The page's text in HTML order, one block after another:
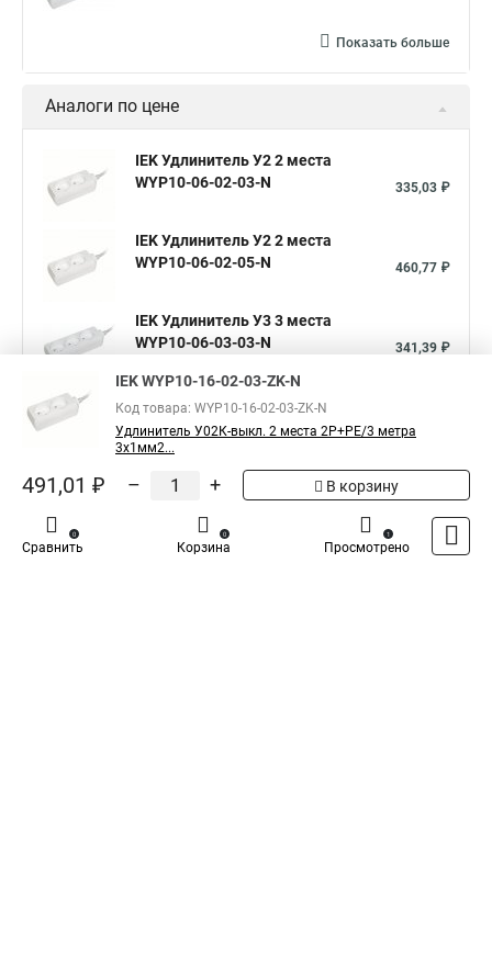
Показать больше
Аналоги по цене
IEK Удлинитель У2 2 места
WYP10-06-02-03-N
335,03 ₽
IEK Удлинитель У2 2 места
WYP10-06-02-05-N
460,77 ₽
IEK Удлинитель У3 3 места
WYP10-06-03-03-N
341,39 ₽
Общая оценка товара: 5 1
Iek - Специализированный магазин
IEK WYP10-16-02-03-ZK-N
Код товара: WYP10-16-02-03-ZK-N
Удлинитель У02К-выкл. 2 места 2Р+РЕ/3 метра
3х1мм2...
491,01 ₽ – + В корзину
Сравнить
0
Корзина
0
Просмотрено
1